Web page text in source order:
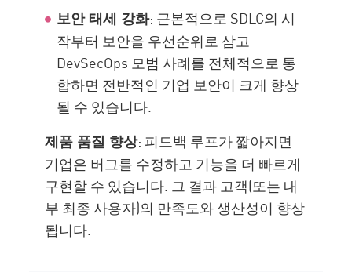
보안 태세 강화: 근본적으로 SDLC의 시
작부터 보안을 우선순위로 삼고
DevSecOps 모범 사례를 전체적으로 통
합하면 전반적인 기업 보안이 크게 향상
될 수 있습니다.
제품 품질 향상: 피드백 루프가 짧아지면
기업은 버그를 수정하고 기능을 더 빠르게
구현할 수 있습니다. 그 결과 고객(또는 내
부 최종 사용자)의 만족도와 생산성이 향상
됩니다.